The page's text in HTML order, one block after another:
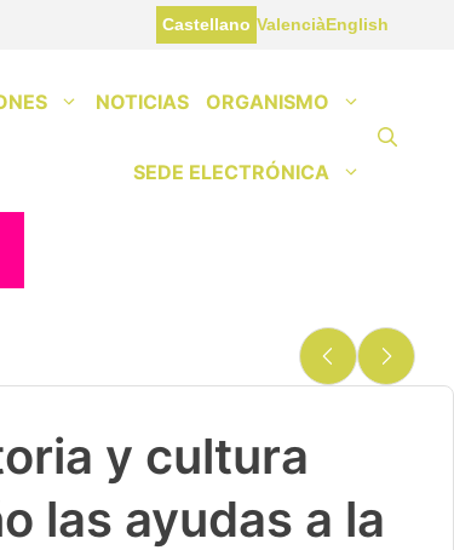
Castellano ValenciàEnglish
NOTICIAS ORGANISMO
SEDE ELECTRÓNICA
y cultura
las ayudas a la